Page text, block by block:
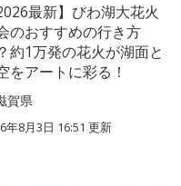
2026最新】びわ湖大花火
のおすすめの行き方
約1万発の花火が湖面と
をアートに彩る！
賀県
年8月3日 16:51 更新